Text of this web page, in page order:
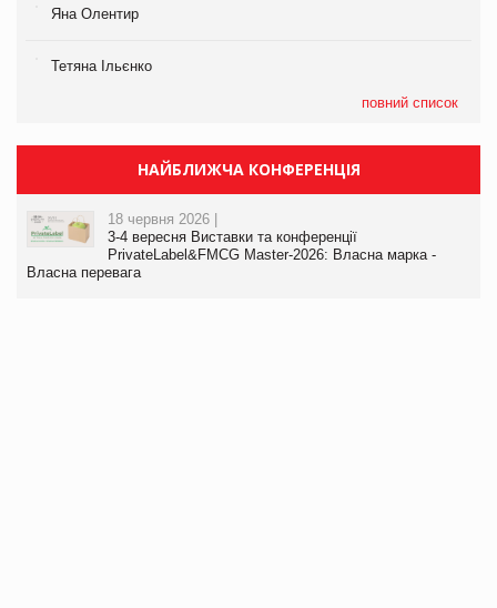
Яна Олентир
Тетяна Ільєнко
повний список
НАЙБЛИЖЧА КОНФЕРЕНЦІЯ
18 червня 2026 |
3-4 вересня Виставки та конференції
PrivateLabel&FMCG Master-2026: Власна марка -
Власна перевага